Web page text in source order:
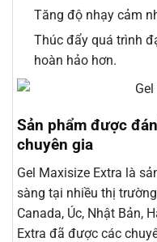
Tăng độ nhạy cảm
Thúc đẩy quá trình
hoàn hảo hơn.
Sản phẩm được
chuyên gia
Gel Maxisize Extra là
sàng tại nhiều thị
Canada, Úc, Nhật Bản,
Extra đã được các